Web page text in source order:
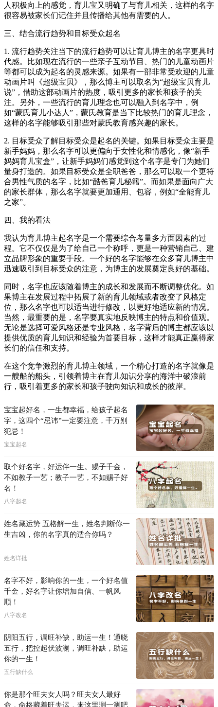
人积极向上的感觉，育儿宝又明确了与育儿相关，这样的名字
很容易被家长们记住并且传播给其他有需要的人。
三、结合流行趋势和目标受众起名
1. 流行趋势关注当下的流行趋势可以让育儿博主的名字更具时
代感。比如现在流行的一些亲子互动节目、热门的儿童动画片
等都可以成为起名的灵感来源。如果有一部非常受欢迎的儿童
动画片叫《超级宝贝》，那么博主可以取名为“超级宝贝育儿
说”，借助这部动画片的热度，吸引更多的家长和孩子的关
注。另外，一些流行的育儿理念也可以融入到名字中，例
如“蒙氏育儿小达人”，蒙氏教育是当下比较热门的育儿理念，
这样的名字能够吸引那些对蒙氏教育感兴趣的家长。
2. 目标受众了解目标受众是起名的关键。如果目标受众主要是
新手妈妈，那么名字可以更偏向于女性化和情感化，像“新手
妈妈育儿宝盒”，让新手妈妈们感觉到这个名字是专门为她们
量身打造的。如果目标受众是全职爸爸，那么可以取一个更符
合男性气质的名字，比如“酷爸育儿秘籍”。而如果是面向广大
的家长群体，那么名字就要更加通用、包容，例如“全能育儿
之家”。
四、我的看法
我认为育儿博主起名字是一个需要综合考量多方面因素的过
程。它不仅仅是为了给自己一个称呼，更是一种营销自己、建
立品牌形象的重要手段。一个好的名字能够在众多育儿博主中
迅速吸引到目标受众的注意，为博主的发展奠定良好的基础。
同时，名字也应该随着博主的成长和发展而不断调整优化。如
果博主在发展过程中拓展了新的育儿领域或者改变了风格定
位，那么名字也可以适当进行修改，以更好地适应新的情况。
当然，最重要的是，名字要真实地反映博主的特点和价值观。
无论是选择可爱风格还是专业风格，名字背后的博主都应该以
提供优质的育儿知识和经验为首要目标，这样才能真正赢得家
长们的信任和支持。
在这个竞争激烈的育儿博主领域，一个精心打造的名字就像是
一艘船的船头，引领着博主在育儿知识分享的海洋中破浪前
行，吸引着更多的家长和孩子驶向知识和成长的彼岸。
宝宝起好名，一生都幸福，给孩子起名
字，这四个“忌讳”一定要注意，千万别
犯忌！
宝宝起名
取个好名字，好运伴一生。赐子千金，
不如教子一艺；教子一艺，不如赐子好
名！
八字起名
姓名藏运势 五格解一生，姓名判断你一
生吉凶，你的名字真的适合你吗？
姓名详批
名字不好，影响你的一生，一个好名值
千金，好名字让你增加自信、一帆风
顺！
八字改名
阴阳五行，调旺补缺，助运一生！通晓
五行，把控起伏波澜，调旺补缺，助运
你的一生！
五行缺什么
你是那个旺夫女人吗？旺夫女人最好
命，命格藏着旺夫运，来这里测一测吧